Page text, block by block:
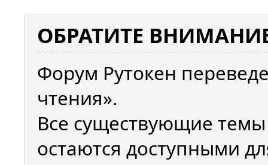
ОБРАТИТЕ
Форум Рутокен
чтения».
Все существующие
остаются доступными